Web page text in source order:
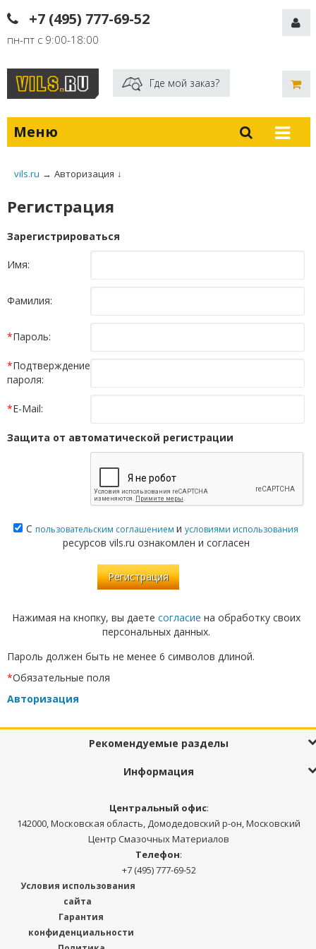
+7 (495) 777-69-52
пн-пт с 9:00-18:00
Где мой заказ?
Меню
vils.ru → Авторизация ↓
Регистрация
Зарегистрироваться
Имя:
Фамилия:
*Пароль:
*Подтверждение
пароля:
*E-Mail:
Защита от автоматической регистрации
С пользовательским соглашением и условиями использования
ресурсов vils.ru ознакомлен и согласен
Нажимая на кнопку, вы даете согласие на обработку своих
персональных данных.
Пароль должен быть не менее 6 символов длиной.
*Обязательные поля
Авторизация
Рекомендуемые разделы
Информация
Центральный офис:
142000, Московская область, Домодедовский р-он, Московский
Центр Смазочных Материалов
Телефон:
+7 (495) 777-69-52
Условия использования
сайта
Гарантия
конфиденциальности